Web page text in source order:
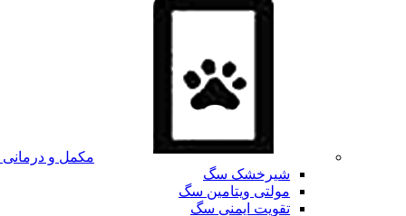
مکمل و
شیرخشک سگ
مولتی ویتامین سگ
تقویت ایمنی سگ